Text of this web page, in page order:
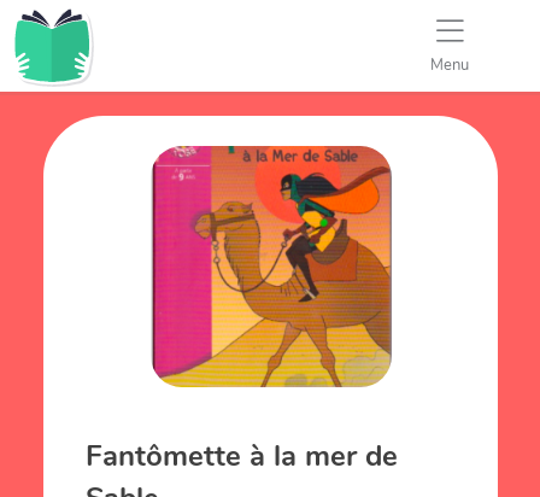
Menu
Fantômette à la mer de